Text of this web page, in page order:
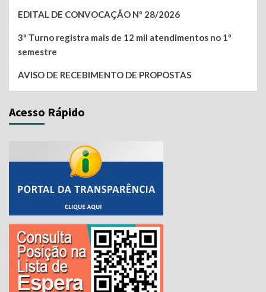
EDITAL DE CONVOCAÇÃO Nº 28/2026
3º Turno registra mais de 12 mil atendimentos no 1º
semestre
AVISO DE RECEBIMENTO DE PROPOSTAS
Acesso Rápido